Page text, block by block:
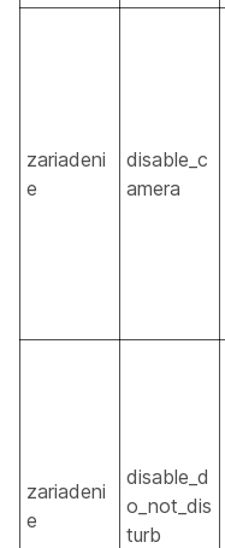
zariadeni
e
disable_c
amera
zariadeni
e
disable_d
o_not_dis
turb